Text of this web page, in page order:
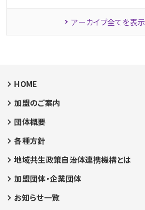
アーカイブ全てを表示
HOME
地域共生政策自治体連携機構とは
加盟のご案内
加盟団体・企業団体
団体概要
お知らせ一覧
各種方針